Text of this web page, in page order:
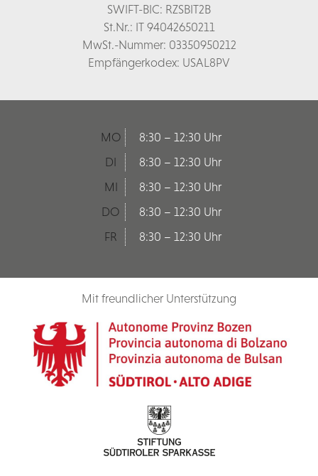
SWIFT-BIC: RZSBIT2B
St.Nr.: IT 94042650211
MwSt.-Nummer: 03350950212
Empfängerkodex: USAL8PV
MO
8:30 – 12:30 Uhr
DI
8:30 – 12:30 Uhr
MI
8:30 – 12:30 Uhr
DO
8:30 – 12:30 Uhr
FR
8:30 – 12:30 Uhr
Mit freundlicher Unterstützung